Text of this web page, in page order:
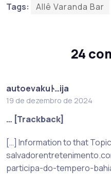
Tags: Allê Varanda Bar
24
autoevakuﾄ…ija
19 de dezembro de 2024
… [Trackback]
[…] Information to that
participa-do-tempero-